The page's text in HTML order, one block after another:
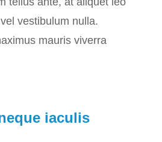
vestibulum nulla.
mauris viverra
iaculis